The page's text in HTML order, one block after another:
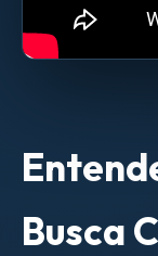
Busca